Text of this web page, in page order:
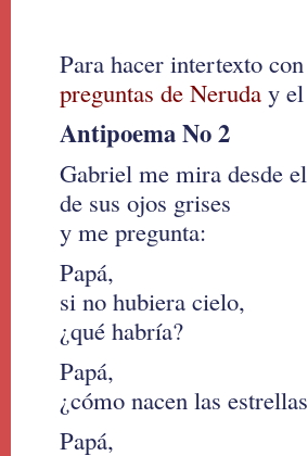
Para hacer intertexto
preguntas de Neruda y
Antipoema No 2
Gabriel me mira desde
de sus ojos grises
y me pregunta:
Papá,
si no hubiera cielo,
¿qué habría?
Papá,
¿cómo nacen las
Papá,